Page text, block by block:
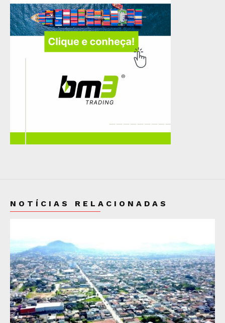
NOTÍCIAS RELACIONADAS